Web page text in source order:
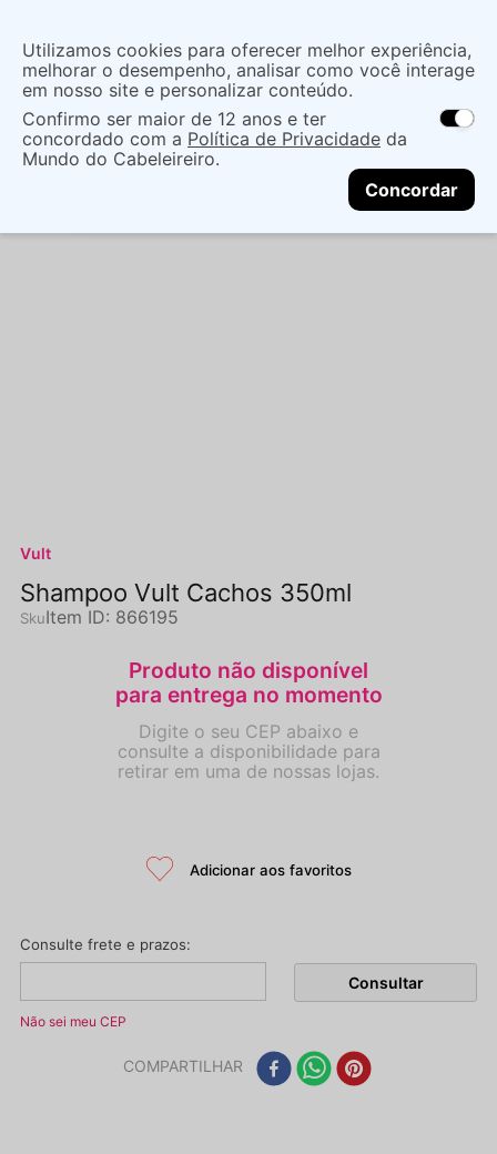
localização
As ofertas e opções de entrega variam de
acordo com a região.Não sei meu CEP
CONTINUAR
O que você procura?
Cabelo Marcas Tradicionais
Shampoo
Vult
Shampoo Vult Cachos 350ml
Item ID: 866195
Não sei meu CEP
COMPARTILHAR
Utilizamos cookies para oferecer melhor experiência,
melhorar o desempenho, analisar como você interage
em nosso site e personalizar conteúdo.
Confirmo ser maior de 12 anos e ter
concordado com a Política de Privacidade da
Mundo do Cabeleireiro.
Concordar